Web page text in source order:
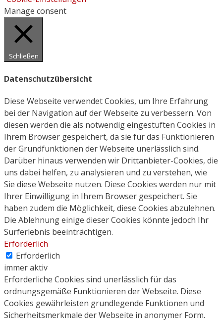
Manage consent
Schließen
Datenschutzübersicht
Diese Webseite verwendet Cookies, um Ihre Erfahrung
bei der Navigation auf der Webseite zu verbessern. Von
diesen werden die als notwendig eingestuften Cookies in
Ihrem Browser gespeichert, da sie für das Funktionieren
der Grundfunktionen der Webseite unerlässlich sind.
Darüber hinaus verwenden wir Drittanbieter-Cookies, die
uns dabei helfen, zu analysieren und zu verstehen, wie
Sie diese Webseite nutzen. Diese Cookies werden nur mit
Ihrer Einwilligung in Ihrem Browser gespeichert. Sie
haben zudem die Möglichkeit, diese Cookies abzulehnen.
Die Ablehnung einige dieser Cookies könnte jedoch Ihr
Surferlebnis beeinträchtigen.
Erforderlich
Erforderlich
immer aktiv
Erforderliche Cookies sind unerlässlich für das
ordnungsgemäße Funktionieren der Webseite. Diese
Cookies gewährleisten grundlegende Funktionen und
Sicherheitsmerkmale der Webseite in anonymer Form.